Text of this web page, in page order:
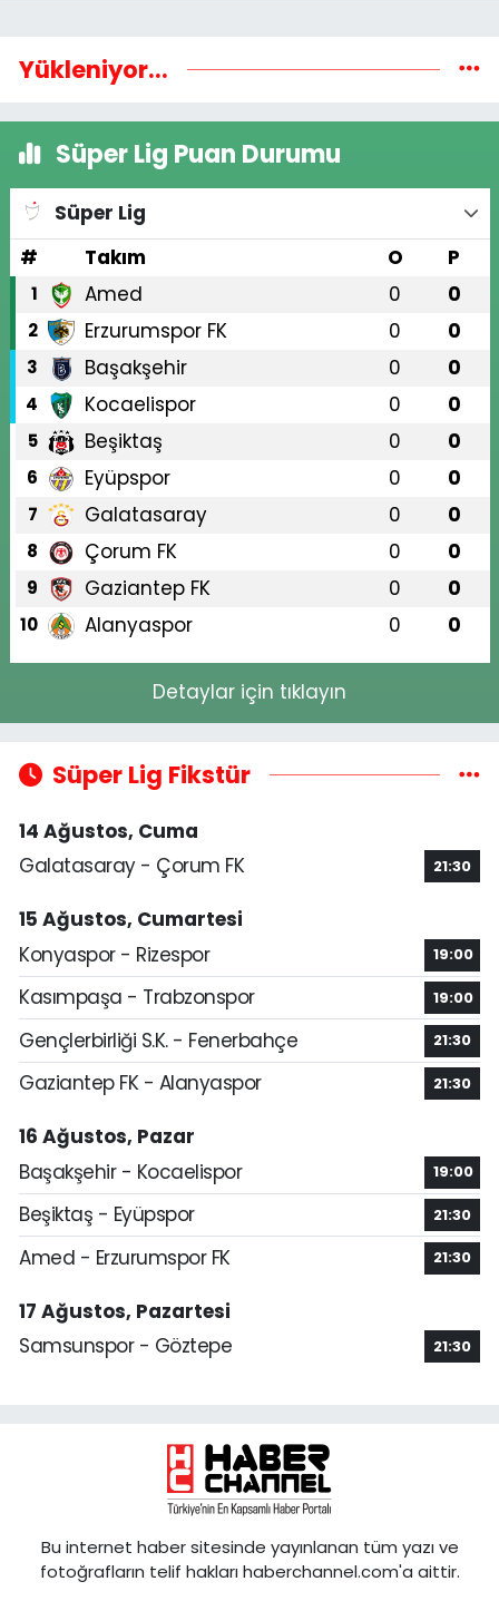
Yükleniyor...
Süper Lig Puan Durumu
Süper Lig
#
Takım O P
1 Amed 0 0
2 Erzurumspor FK 0 0
3 Başakşehir 0 0
4 Kocaelispor 0 0
5 Beşiktaş 0 0
6 Eyüpspor 0 0
7 Galatasaray 0 0
8 Çorum FK 0 0
9 Gaziantep FK 0 0
10 Alanyaspor 0 0
Detaylar için tıklayın
Süper Lig Fikstür
14 Ağustos, Cuma
Galatasaray - Çorum FK
21:30
15 Ağustos, Cumartesi
Konyaspor - Rizespor
19:00
Kasımpaşa - Trabzonspor 19:00
Gençlerbirliği S.K. - Fenerbahçe 21:30
Gaziantep FK - Alanyaspor 21:30
16 Ağustos, Pazar
Başakşehir - Kocaelispor
19:00
Beşiktaş - Eyüpspor 21:30
Amed - Erzurumspor FK 21:30
17 Ağustos, Pazartesi
Samsunspor - Göztepe
21:30
Bu internet haber sitesinde yayınlanan tüm yazı ve
fotoğrafların telif hakları haberchannel.com'a aittir.